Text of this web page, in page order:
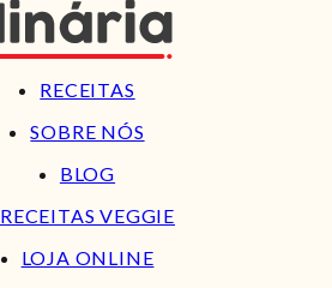
RECEITAS
SOBRE NÓS
BLOG
RECEITAS VEGGIE
LOJA ONLINE